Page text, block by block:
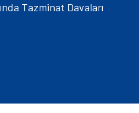
Tazminat Davaları